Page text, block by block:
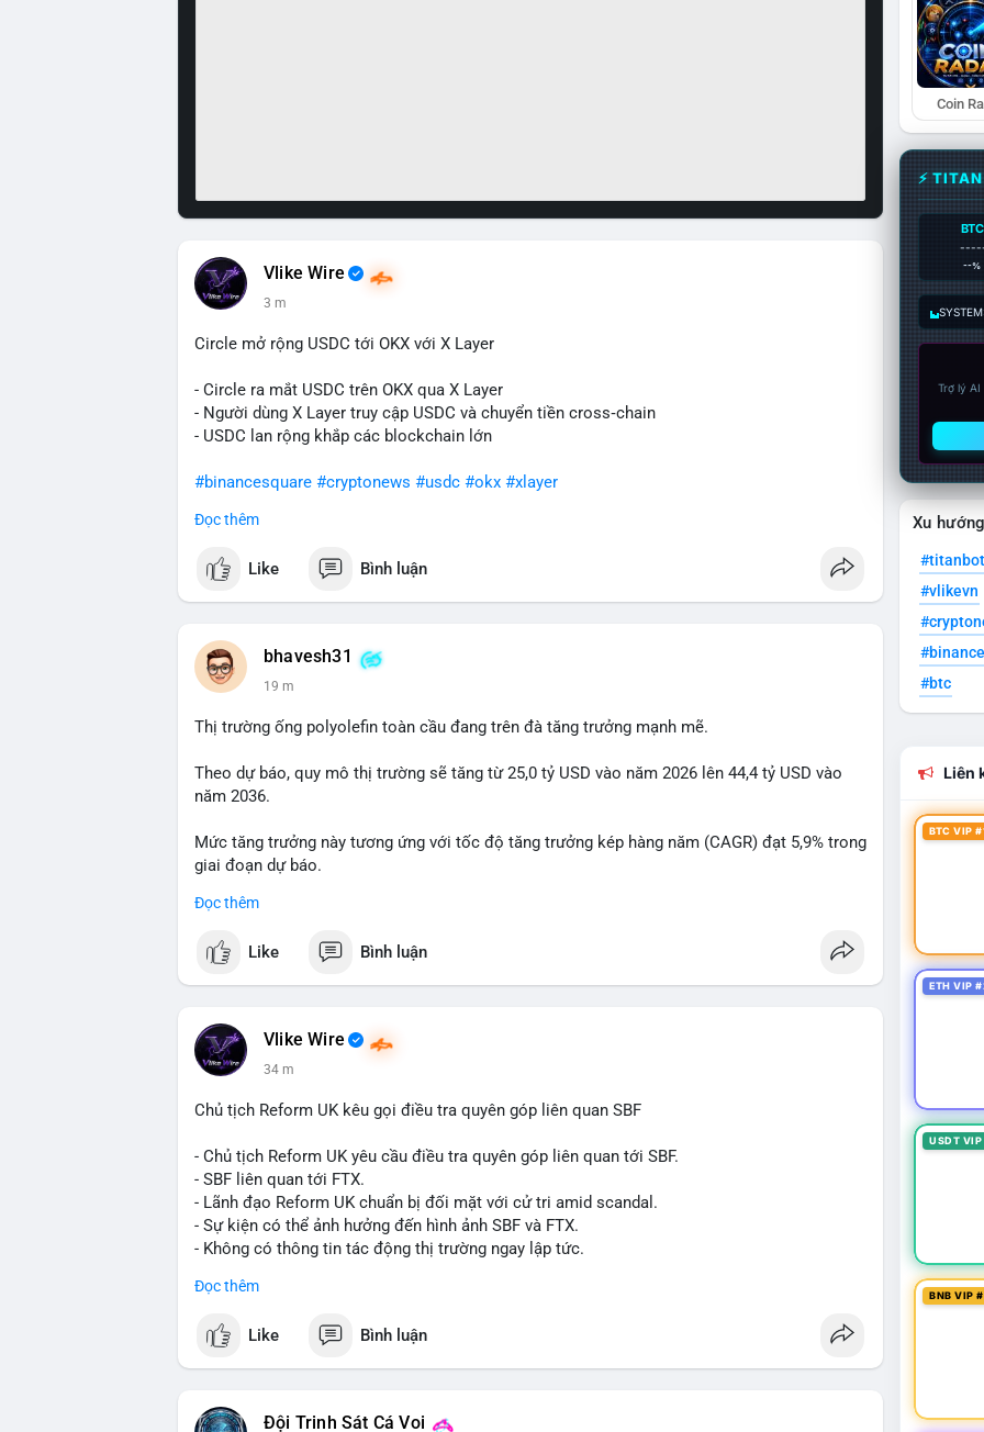
Vlike Wire
3 m
Circle mở rộng USDC tới OKX với X Layer
- Circle ra mắt USDC trên OKX qua X Layer
- Người dùng X Layer truy cập USDC và chuyển tiền cross‑chain
- USDC lan rộng khắp các blockchain lớn
#binancesquare #cryptonews #usdc #okx #xlayer
$usdc
#vlikevn #titanbot
Đọc thêm
Like Bình luận
bhavesh31
19 m
Thị trường ống polyolefin toàn cầu đang trên đà tăng trưởng mạnh mẽ.
Theo dự báo, quy mô thị trường sẽ tăng từ 25,0 tỷ USD vào năm 2026 lên 44,4 tỷ USD vào
năm 2036.
Mức tăng trưởng này tương ứng với tốc độ tăng trưởng kép hàng năm (CAGR) đạt 5,9% trong
giai đoạn dự báo.
Đây là tín hiệu tích cực cho các nhà sản xuất, nhà phân phối và nhà đầu tư trong ngành vật
Bạn đánh giá thế nào về tiềm năng của dòng sản phẩm ống nhựa polyolefin trong tương lai?
Đọc thêm
Like Bình luận
Vlike Wire
34 m
Chủ tịch Reform UK kêu gọi điều tra quyên góp liên quan SBF
- Chủ tịch Reform UK yêu cầu điều tra quyên góp liên quan tới SBF.
- SBF liên quan tới FTX.
- Lãnh đạo Reform UK chuẩn bị đối mặt với cử tri amid scandal.
- Sự kiện có thể ảnh hưởng đến hình ảnh SBF và FTX.
- Không có thông tin tác động thị trường ngay lập tức.
#vlikevn #titanbot
📰 Nguồn: Cointelegraph
Đọc thêm
Like Bình luận
Đội Trinh Sát Cá Voi
Coin
⚡
BTC
--%
Trợ lý
Xu
#titanbot
#vlikevn
#btc
Liên
BTC VIP
ETH VIP
USDT
BNB VIP